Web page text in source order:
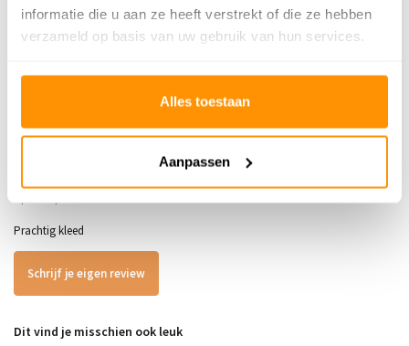
informatie die u aan ze heeft verstrekt of die ze hebben
verzameld op basis van uw gebruik van hun services.
Alles toestaan
Aanpassen
Reviews
Prachtig kleed
Schrijf je eigen review
Dit vind je misschien ook leuk